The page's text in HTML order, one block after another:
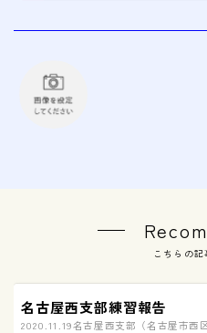
こちらの
名古屋西支部練習報告
2020.11.19名古屋西支部（名古屋市西